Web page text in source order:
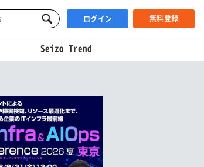
ログイン 無料登録
Seizo Trend